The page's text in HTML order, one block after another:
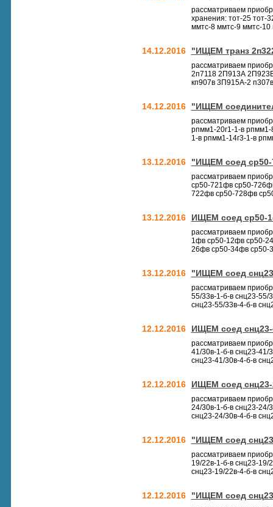
рассматриваем
хранения: тот-25 тот-
ммтс-8 ммтс-9 ммтс-10
14.12.2016 "ИЩЕМ транз
рассматриваем
2п7118 2П913А
кп907в 3П915А-2
14.12.2016 "ИЩЕМ
рассматриваем
рпмм1-20г1-1-в
1-в рпмм1-14г3-1-в
13.12.2016 "ИЩЕМ соед ср50-
рассматриваем
ср50-721фв ср50-
722фв ср50-728фв
13.12.2016 ИЩЕМ соед ср50-
рассматриваем
1фв ср50-12фв ср50-
26фв ср50-34фв ср50-
13.12.2016 "ИЩЕМ соед
рассматриваем
55/33в-1-б-в снц23-55/
снц23-55/33в-4-б-в
12.12.2016 ИЩЕМ соед снц23-
рассматриваем
41/30в-1-б-в снц23-41/
снц23-41/30в-4-б-в
12.12.2016 ИЩЕМ соед снц23-
рассматриваем
24/30в-1-б-в снц23-24/
снц23-24/30в-4-б-в
12.12.2016 "ИЩЕМ соед
рассматриваем
19/22в-1-б-в снц23-19/
снц23-19/22в-4-б-в
12.12.2016 "ИЩЕМ соед